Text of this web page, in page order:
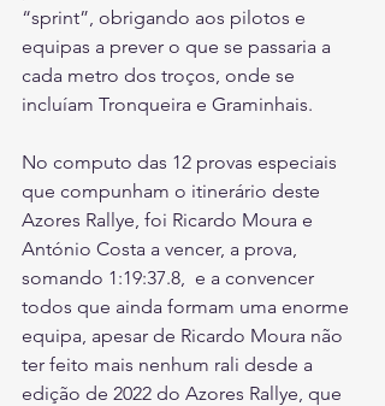
“sprint”, obrigando aos pilotos e
equipas a prever o que se passaria a
cada metro dos troços, onde se
incluíam Tronqueira e Graminhais.
No computo das 12 provas especiais
que compunham o itinerário deste
Azores Rallye, foi Ricardo Moura e
António Costa a vencer, a prova,
somando 1:19:37.8,  e a convencer
todos que ainda formam uma enorme
equipa, apesar de Ricardo Moura não
ter feito mais nenhum rali desde a
edição de 2022 do Azores Rallye, que